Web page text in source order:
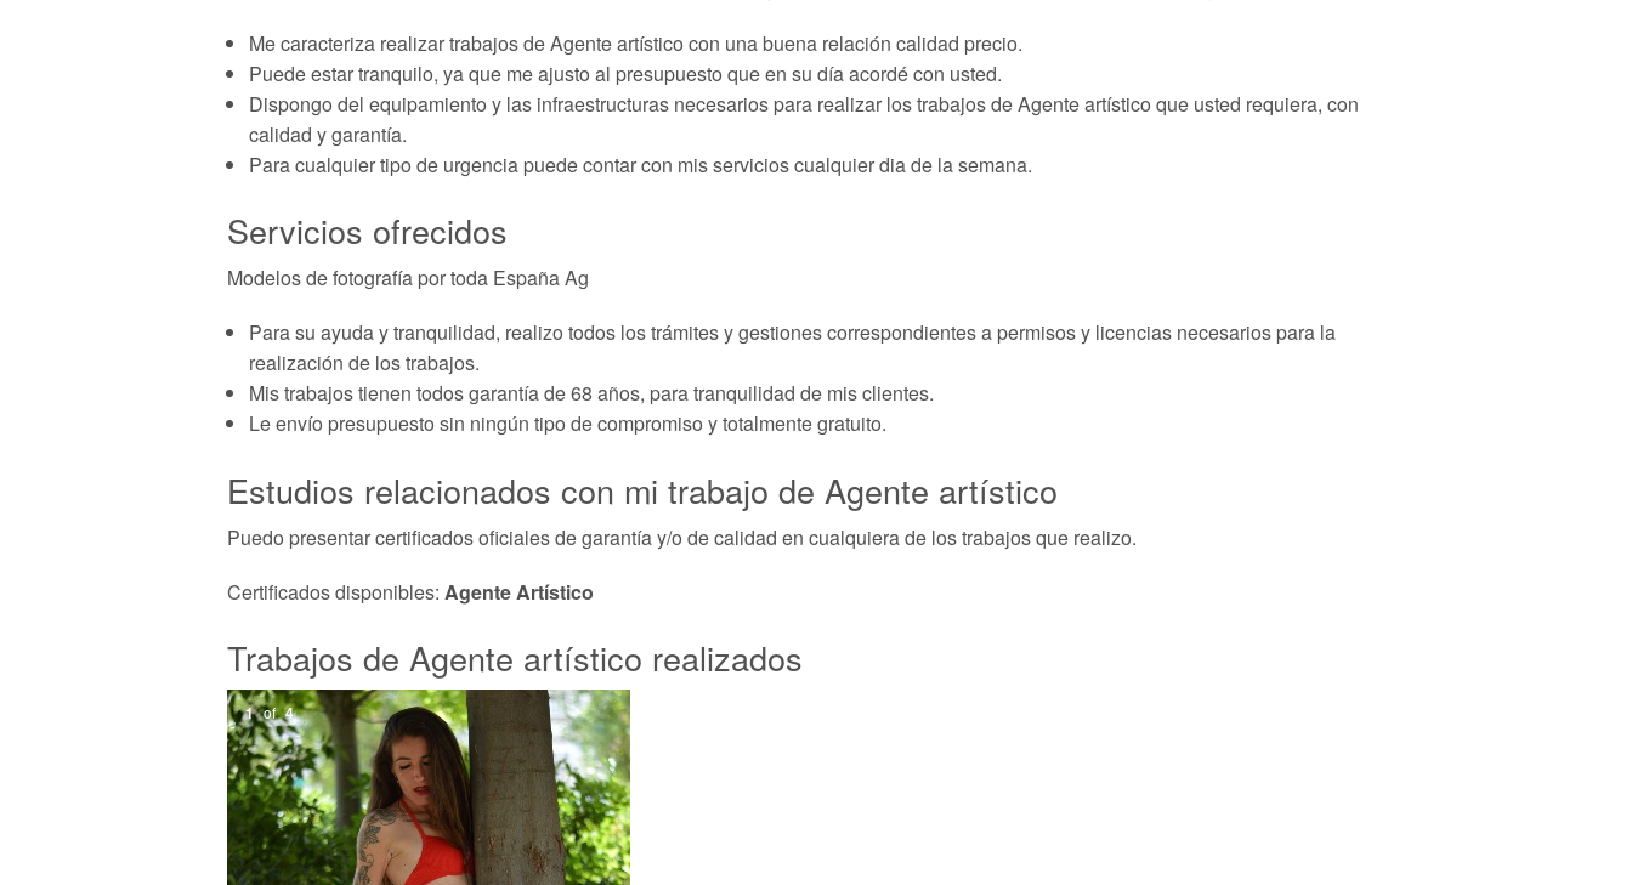
Me caracteriza realizar trabajos de Agente artístico con una buena relación calidad precio.
Puede estar tranquilo, ya que me ajusto al presupuesto que en su día acordé con usted.
Dispongo del equipamiento y las infraestructuras necesarios para realizar los trabajos de Agente artístico que usted requiera, con
calidad y garantía.
Para cualquier tipo de urgencia puede contar con mis servicios cualquier dia de la semana.
Servicios ofrecidos
Modelos de fotografía por toda España Ag
Para su ayuda y tranquilidad, realizo todos los trámites y gestiones correspondientes a permisos y licencias necesarios para la
realización de los trabajos.
Mis trabajos tienen todos garantía de 68 años, para tranquilidad de mis clientes.
Le envío presupuesto sin ningún tipo de compromiso y totalmente gratuito.
Estudios relacionados con mi trabajo de Agente artístico
Puedo presentar certificados oficiales de garantía y/o de calidad en cualquiera de los trabajos que realizo.
Certificados disponibles: Agente Artístico
Trabajos de Agente artístico realizados
1 of 4